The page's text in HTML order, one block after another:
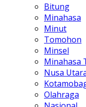
Bitung
Minahasa
Minut
Tomohon
Minsel
Minahasa
Nusa
Olahraga